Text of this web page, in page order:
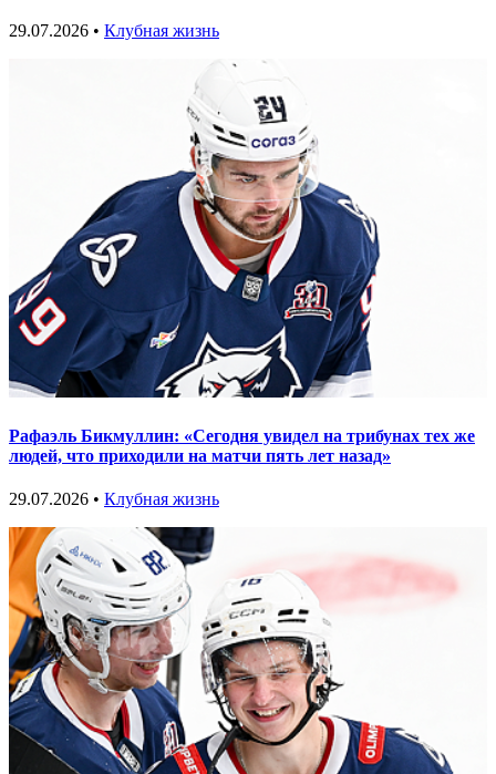
29.07.2026 • Клубная жизнь
Рафаэль Бикмуллин: «Сегодня увидел на трибунах тех же
людей, что приходили на матчи пять лет назад»
29.07.2026 • Клубная жизнь